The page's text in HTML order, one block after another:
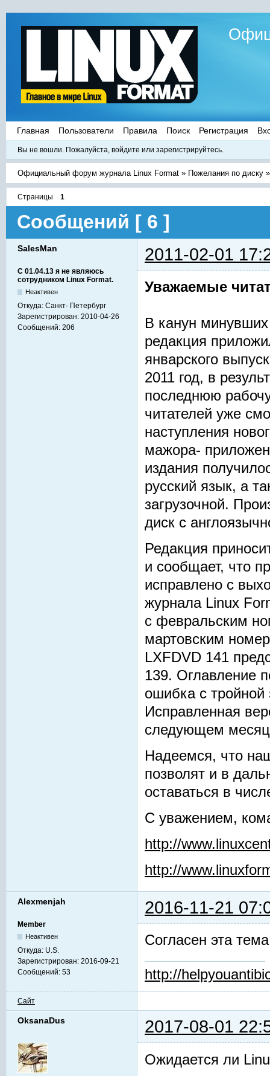
Главная Пользователи Правила Поиск Регистрация
Вы не вошли. Пожалуйста, войдите или зарегистрируйтесь.
Официальный форум журнала Linux Format » Пожелания по диску
Страницы 1
Сообщений [ 6 ]
SalesMan 2011-02-01
С 01.04.13 я не являюсь
сотрудником Linux Format.
Неактивен
Откуда: Санкт- Петербург
Зарегистрирован: 2010-04-26
Сообщений: 206
Уважаемые
В канун
редакция
январского
2011 год, в
последнюю
читателей уже
наступления
мажора-
издания
русский язык, а
загрузочной.
диск с
Редакция
и сообщает, что
исправлено с
журнала Linux
с февральским
мартовским
LXFDVD 141
139. Оглавление
ошибка с тройной
Исправленная
следующем
Надеемся, что
позволят и в
оставаться в
С уважением,
http://
http://
Alexmenjah 2016-11-21
Member
Неактивен
Откуда: U.S.
Зарегистрирован: 2016-09-21
Сообщений: 53
Согласен эта
http://
Сайт
OksanaDus 2017-08-01
Ожидается ли